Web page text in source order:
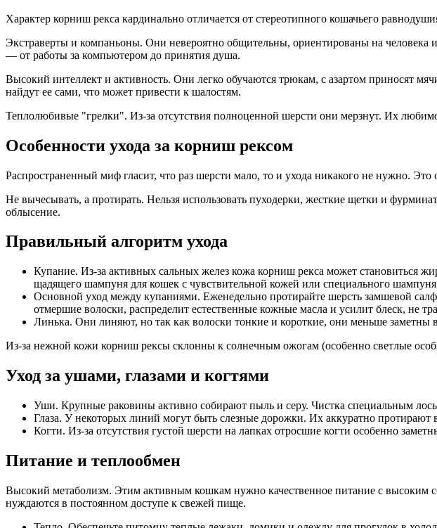
Характер корниш рекса кардинально отличается от стереотипного кошачьего
Экстраверты и компаньоны. Они невероятно общительны, ориентированы на человека
— от работы за компьютером до принятия душа.
Высокий интеллект и активность. Они легко обучаются трюкам, с азартом приносят
найдут ее сами, что может привести к шалостям.
Теплолюбивые "грелки". Из-за отсутствия полноценной шерсти они мерзнут. Их
Особенности ухода за корниш рексом
Распространенный миф гласит, что раз шерсти мало, то и ухода никакого не нужно.
Не вычесывать, а протирать. Нельзя использовать пуходерки, жесткие щетки и
облысение.
Правильный алгоритм ухода
Купание. Из-за активных сальных желез кожа корниш рекса может становиться
щадящего шампуня для кошек с чувствительной кожей или специального
Основной уход между купаниями. Еженедельно протирайте шерсть замшевой
отмершие волоски, распределит естественные кожные масла и усилит блеск, не
Линька. Они линяют, но так как волоски тонкие и короткие, они меньше заметны
Из-за нежной кожи корниш рексы склонны к солнечным ожогам (особенно светлые
Уход за ушами, глазами и когтями
Уши. Крупные раковины активно собирают пыль и серу. Чистка специальным
Глаза. У некоторых линий могут быть слезные дорожки. Их аккуратно
Когти. Из-за отсутствия густой шерсти на лапках отросшие когти особенно
Питание и теплообмен
Высокий метаболизм. Этим активным кошкам нужно качественное питание с высоким
нуждаются в постоянном доступе к свежей пище.